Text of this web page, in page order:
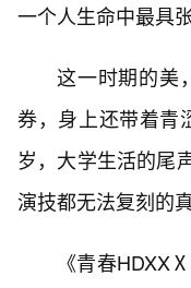
一个人生命中最具
这一时期的美
券，身上还带着青
岁，大学生活的尾
演技都无法复刻的真
《青春